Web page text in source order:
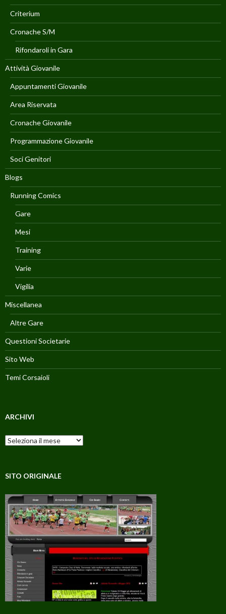
Criterium
Cronache S/M
Rifondaroli in Gara
Attività Giovanile
Appuntamenti Giovanile
Area Riservata
Cronache Giovanile
Programmazione Giovanile
Soci Genitori
Blogs
Running Comics
Gare
Mesi
Training
Varie
Vigilia
Miscellanea
Altre Gare
Questioni Societarie
Sito Web
Temi Corsaioli
ARCHIVI
Archivi
SITO ORIGINALE